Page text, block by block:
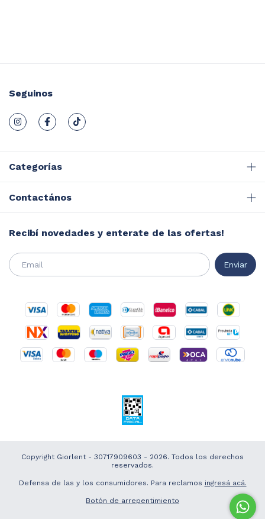
Seguinos
Categorías
Contactános
Recibí novedades y enterate de las ofertas!
Copyright Giorlent - 30717909603 - 2026. Todos los derechos
reservados.
Defensa de las y los consumidores. Para reclamos ingresá acá.
Botón de arrepentimiento